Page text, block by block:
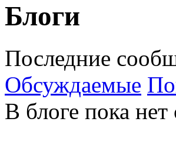
Блоги
Последние
Обсуждаемые
В блоге пока